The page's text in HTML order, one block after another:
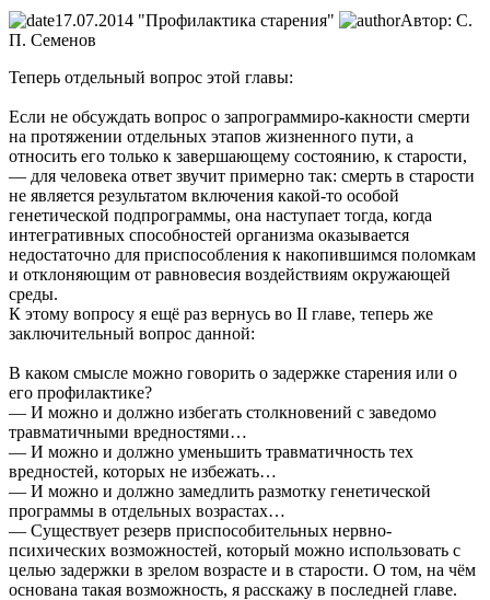
17.07.2014 "Профилактика старения"
Автор: С.
П. Семенов
Теперь отдельный вопрос этой главы:
Если не обсуждать вопрос о запрограммиро-какности смерти
на протяжении отдельных этапов жизненного пути, а
относить его только к завершающему состоянию, к старости,
— для че­ловека ответ звучит примерно так: смерть в старости
не является результатом включения какой-то особой
генетической подпрограммы, она наступает тогда, когда
интегративных способно­стей организма оказывается
недостаточно для приспособления к накопившимся поломкам
и отклоняющим от равновесия воздействиям окружающей
среды.
К этому вопросу я ещё раз вернусь во II главе, теперь же
заключительный вопрос данной:
В каком смысле можно говорить о задержке старения или о
его профилактике?
— И можно и должно избегать столкновений с заведомо
травматичными вредностями…
— И можно и должно уменьшить травматичность тех
вредностей, которых не избежать…
— И можно и должно замедлить размотку генетической
программы в отдельных возрастах…
— Существует резерв приспособительных нервно-
психических возможностей, который можно использовать с
целью задержки в зрелом возрасте и в старости. О том, на чём
основана такая возможность, я расскажу в последней главе.